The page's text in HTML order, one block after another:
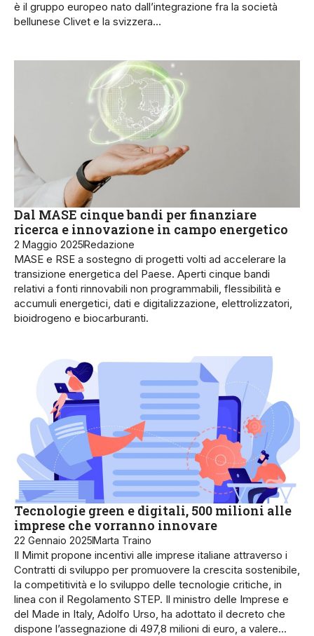
è il gruppo europeo nato dall’integrazione fra la società
bellunese Clivet e la svizzera…
Dal MASE cinque bandi per finanziare
ricerca e innovazione in campo energetico
2 Maggio 2025Redazione
MASE e RSE a sostegno di progetti volti ad accelerare la
transizione energetica del Paese. Aperti cinque bandi
relativi a fonti rinnovabili non programmabili, flessibilità e
accumuli energetici, dati e digitalizzazione, elettrolizzatori,
bioidrogeno e biocarburanti.
Tecnologie green e digitali, 500 milioni alle
imprese che vorranno innovare
22 Gennaio 2025Marta Traino
Il Mimit propone incentivi alle imprese italiane attraverso i
Contratti di sviluppo per promuovere la crescita sostenibile,
la competitività e lo sviluppo delle tecnologie critiche, in
linea con il Regolamento STEP. Il ministro delle Imprese e
del Made in Italy, Adolfo Urso, ha adottato il decreto che
dispone l’assegnazione di 497,8 milioni di euro, a valere…